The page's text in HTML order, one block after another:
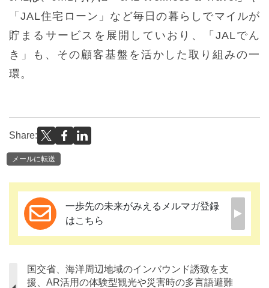
「JAL住宅ローン」など毎日の暮らしでマイルが
貯まるサービスを展開していおり、「JALでん
き」も、その顧客基盤を活かした取り組みの一
環。
Share:
メールに転送
一歩先の未来がみえるメルマガ登録
はこちら
国交省、海洋周辺地域のインバウンド誘致を支
援、AR活用の体験型観光や災害時の多言語避難